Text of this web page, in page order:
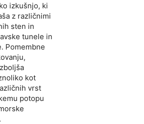
izkušnjo, ki
z različnimi
sten in
tunele in
Pomembne
kot
vrst
potopu